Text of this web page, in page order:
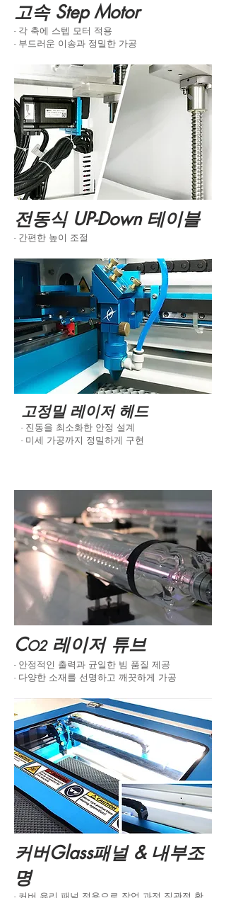
​고속 Step Motor
- 각 축에 스텝 모터 적용
- 부드러운 이송과 정밀한 가공
전동식 UP-Down 테이블
- 간편한 높이 조절
고정밀 레이저 헤드
- 진동을 최소화한 안정 설계
- 미세 가공까지 정밀하게 구현
CO2레이저 튜브
- 안정적인 출력과 균일한 빔 품질 제공
- 다양한 소재를 선명하고 깨끗하게 가공
커버Glass패널 & 내부조
명